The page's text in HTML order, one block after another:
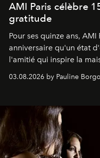
AMI Paris célèbre
gratitude
Pour ses quinze ans,
anniversaire qu'un état
l'amitié qui inspire la
03.08.2026 by Pauline